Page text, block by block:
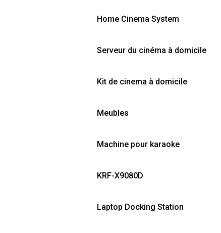
Home Cinema System
Serveur du cinéma à domicile
Kit de cinema à domicile
Meubles
Machine pour karaoke
KRF-X9080D
Laptop Docking Station